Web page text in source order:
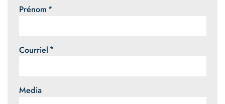
Prénom
Courriel
Media